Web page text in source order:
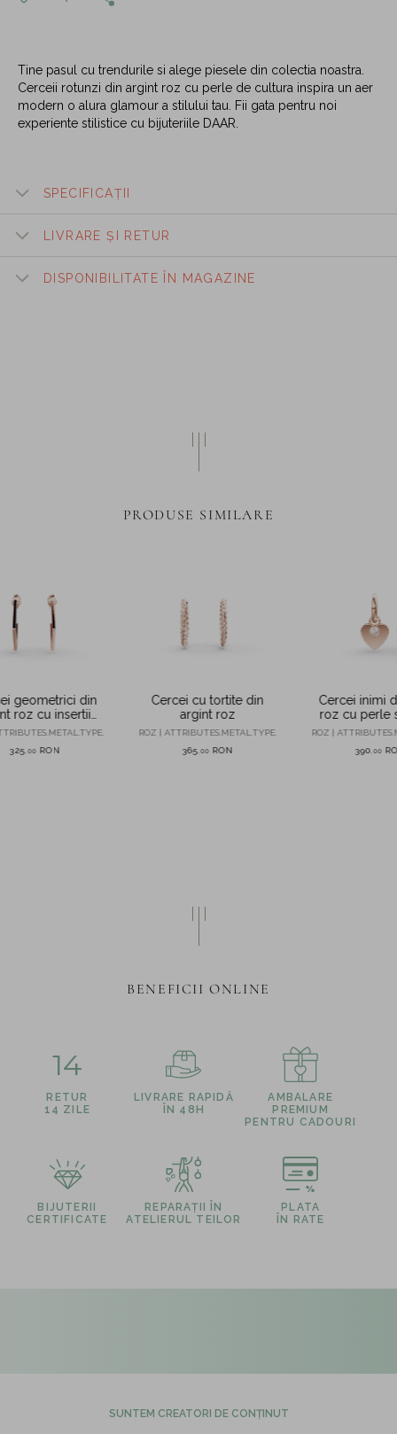
Tine pasul cu trendurile si alege piesele din colectia noastra.
Cerceii rotunzi din argint roz cu perle de cultura inspira un aer
modern o alura glamour a stilului tau. Fii gata pentru noi
experiente stilistice cu bijuteriile DAAR.
SPECIFICAȚII
LIVRARE ȘI RETUR
DISPONIBILITATE ÎN MAGAZINE
PRODUSE SIMILARE
geometrici din
roz cu insertii
rosii
325 00 RON
Cercei cu tortite din
argint roz
ROZ | ATTRIBUTES.METAL.TYPE.
365 00 RON
Cercei inimi
roz cu perle
ROZ |
390 00
BENEFICII ONLINE
14
RETUR
14 ZILE
LIVRARE RAPIDĂ
ÎN 48H
AMBALARE
PREMIUM
PENTRU CADOURI
BIJUTERII
CERTIFICATE
REPARAȚII ÎN
ATELIERUL TEILOR
PLATA
ÎN RATE
SUNTEM CREATORI DE CONȚINUT